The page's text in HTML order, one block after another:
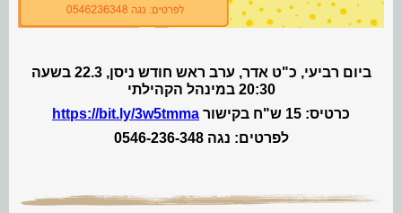
ביום רביעי, כ"ט אדר, ערב ראש חודש ניסן, 22.3 בשעה
20:30 במינהל הקהילתי
כרטיס: 15 ש"ח בקישור
https://bit.ly/3w5tmma
לפרטים: נגה 0546-236-348